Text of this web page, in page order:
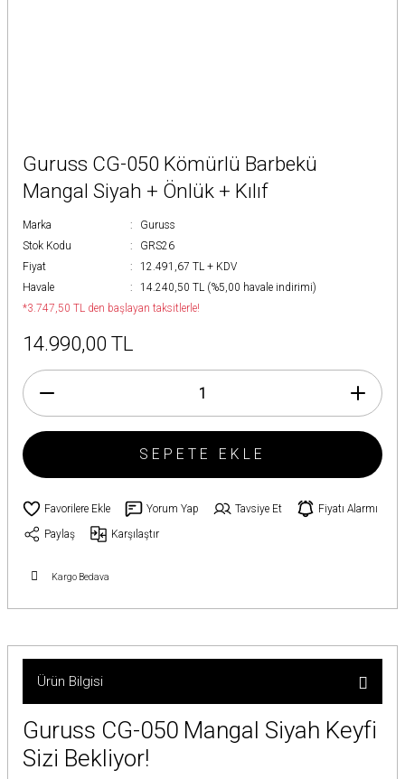
Guruss CG-050 Kömürlü Barbekü
Mangal Siyah + Önlük + Kılıf
Marka
Guruss
Stok Kodu
GRS26
Fiyat
12.491,67 TL + KDV
Havale
14.240,50 TL (%5,00 havale indirimi)
*3.747,50 TL den başlayan taksitlerle!
14.990,00 TL
SEPETE EKLE
Yorum Yap Tavsiye Et
Fiyatı Alarmı
Paylaş
Karşılaştır
Kargo Bedava
Ürün Bilgisi
Guruss CG-050 Mangal Siyah Keyfi
Sizi Bekliyor!